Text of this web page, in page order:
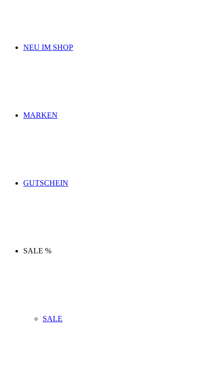
NEU IM SHOP
MARKEN
GUTSCHEIN
SALE %
SALE